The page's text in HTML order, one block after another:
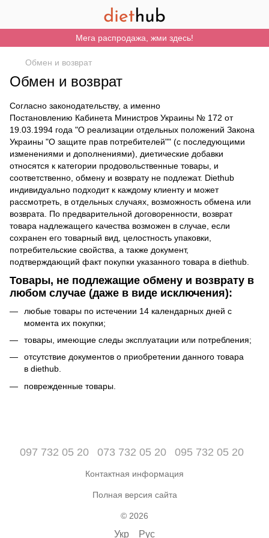
Мега распродажа, жми здесь!
Обмен и возврат
Обмен и возврат
Согласно законодательству, а именно
Постановлению Кабинета Министров Украины № 172 от
19.03.1994 года "О реализации отдельных положений Закона
Украины "О защите прав потребителей"" (с последующими
изменениями и дополнениями), диетические добавки
относятся к категории продовольственные товары, и
соответственно, обмену и возврату не подлежат. Diethub
индивидуально подходит к каждому клиенту и может
рассмотреть, в отдельных случаях, возможность обмена или
возврата. По предварительной договоренности, возврат
товара надлежащего качества возможен в случае, если
сохранен его товарный вид, целостность упаковки,
потребительские свойства, а также документ,
подтверждающий факт покупки указанного товара в diethub.
Товары, не подлежащие обмену и возврату в
любом случае (даже в виде исключения):
любые товары по истечении 14 календарных дней с
момента их покупки;
товары, имеющие следы эксплуатации или потребления;
отсутствие документов о приобретении данного товара
в diethub.
поврежденные товары.
097 732 05 20 073 732 05 20 095 732 05 20
Контактная информация
Полная версия сайта
© 2026
Укр Рус